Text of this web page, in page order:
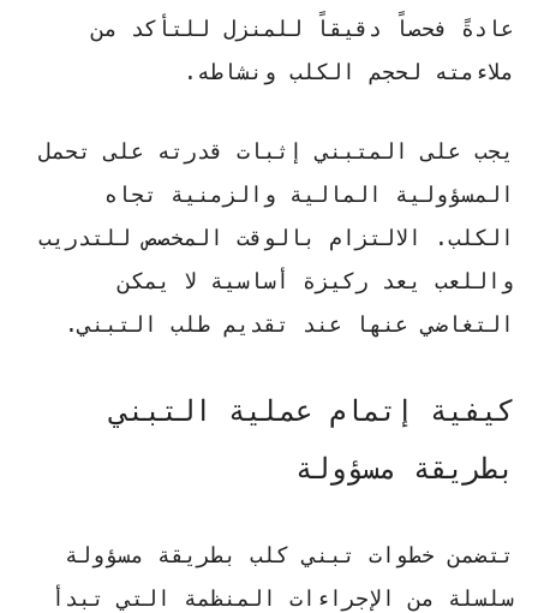
عادةً فحصاً دقيقاً للمنزل للتأكد من
ملاءمته لحجم الكلب ونشاطه.
يجب على المتبني إثبات قدرته على تحمل
المسؤولية المالية والزمنية تجاه
الكلب.
الالتزام بالوقت المخصص للتدريب
واللعب يعد ركيزة أساسية لا يمكن
التغاضي عنها عند تقديم طلب التبني.
كيفية إتمام عملية التبني
بطريقة مسؤولة
تتضمن خطوات تبني كلب بطريقة مسؤولة
سلسلة من الإجراءات المنظمة التي تبدأ